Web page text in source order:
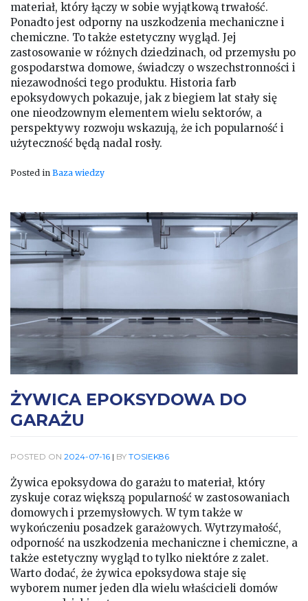
materiał, który łączy w sobie wyjątkową trwałość.
Ponadto jest odporny na uszkodzenia mechaniczne i
chemiczne. To także estetyczny wygląd. Jej
zastosowanie w różnych dziedzinach, od przemysłu po
gospodarstwa domowe, świadczy o wszechstronności i
niezawodności tego produktu. Historia farb
epoksydowych pokazuje, jak z biegiem lat stały się
one nieodzownym elementem wielu sektorów, a
perspektywy rozwoju wskazują, że ich popularność i
użyteczność będą nadal rosły.
Posted in Baza wiedzy
ŻYWICA EPOKSYDOWA DO
GARAŻU
POSTED ON 2024-07-16 | BY TOSIEK86
Żywica epoksydowa do garażu to materiał, który
zyskuje coraz większą popularność w zastosowaniach
domowych i przemysłowych. W tym także w
wykończeniu posadzek garażowych. Wytrzymałość,
odporność na uszkodzenia mechaniczne i chemiczne, a
także estetyczny wygląd to tylko niektóre z zalet.
Warto dodać, że żywica epoksydowa staje się
wyborem numer jeden dla wielu właścicieli domów